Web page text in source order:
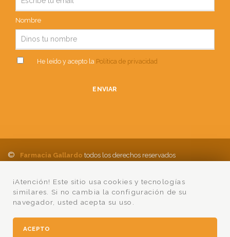
¡Atención! Este sitio usa cookies y tecnologías
similares. Si no cambia la configuración de su
navegador, usted acepta su uso.
ACEPTO
Nombre
He leído y acepto la Política de privacidad
ENVIAR
© Farmacia Gallardo todos los derechos reservados
Condiciones Compra
Lumedia